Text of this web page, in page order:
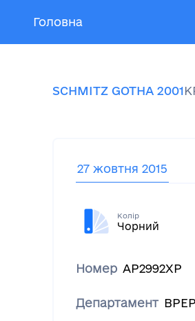
Головна
SCHMITZ GOTHA 2001
27 жовтня 2015
Колір
Чорний
Номер АР2992ХР
Департамент